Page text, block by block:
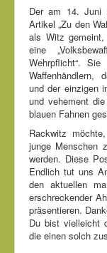
Der am 14. Juni
Artikel „Zu den
als Witz
eine
Wehrpflicht“.
Waffenhändlern,
und der einzigen
und vehement die
blauen Fahnen
Rackwitz
junge Menschen
werden. Diese
Endlich tut uns
den aktuellen
erschreckender
präsentieren.
Du bist vielleicht
die einen solch